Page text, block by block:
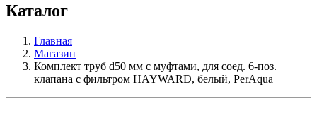
Каталог
Главная
Магазин
Комплект труб d50 мм с муфтами, для соед. 6-поз.
клапана с фильтром HAYWARD, белый, PerAqua